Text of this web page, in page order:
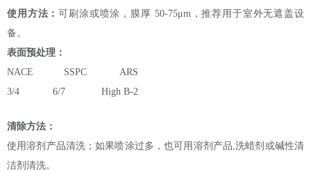
使用方法：可刷涂或喷涂，膜厚 50-75μm，推荐用于室外无遮盖设
备。
表面预处理：
NACE SSPC ARS
3/4 6/7 High B-2
清除方法：
使用溶剂产品清洗；如果喷涂过多，也可用溶剂产品,洗蜡剂或碱性清
洁剂清洗。